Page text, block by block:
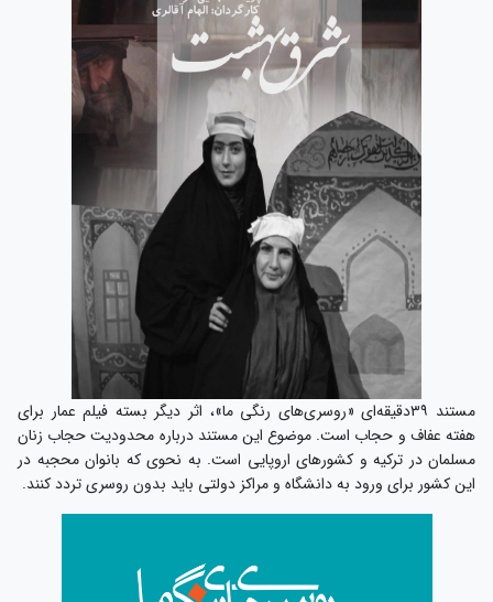
مستند ۳۹دقیقه‌ای «روسری‌های رنگی ما»، اثر دیگر بسته فیلم عمار برای
هفته عفاف و حجاب است. موضوع این مستند درباره محدودیت حجاب زنان
مسلمان در ترکیه و کشورهای اروپایی است. به نحوی که بانوان محجبه در
این کشور برای ورود به دانشگاه و مراکز دولتی باید بدون روسری تردد کنند.